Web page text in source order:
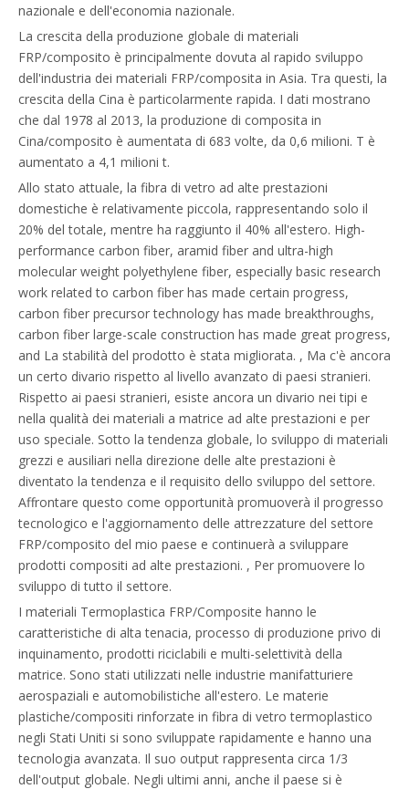
nazionale e dell'economia nazionale.
La crescita della produzione globale di materiali
FRP/composito è principalmente dovuta al rapido sviluppo
dell'industria dei materiali FRP/composita in Asia. Tra questi, la
crescita della Cina è particolarmente rapida. I dati mostrano
che dal 1978 al 2013, la produzione di composita in
Cina/composito è aumentata di 683 volte, da 0,6 milioni. T è
aumentato a 4,1 milioni t.
Allo stato attuale, la fibra di vetro ad alte prestazioni
domestiche è relativamente piccola, rappresentando solo il
20% del totale, mentre ha raggiunto il 40% all'estero. High-
performance carbon fiber, aramid fiber and ultra-high
molecular weight polyethylene fiber, especially basic research
work related to carbon fiber has made certain progress,
carbon fiber precursor technology has made breakthroughs,
carbon fiber large-scale construction has made great progress,
and La stabilità del prodotto è stata migliorata. , Ma c'è ancora
un certo divario rispetto al livello avanzato di paesi stranieri.
Rispetto ai paesi stranieri, esiste ancora un divario nei tipi e
nella qualità dei materiali a matrice ad alte prestazioni e per
uso speciale. Sotto la tendenza globale, lo sviluppo di materiali
grezzi e ausiliari nella direzione delle alte prestazioni è
diventato la tendenza e il requisito dello sviluppo del settore.
Affrontare questo come opportunità promuoverà il progresso
tecnologico e l'aggiornamento delle attrezzature del settore
FRP/composito del mio paese e continuerà a sviluppare
prodotti compositi ad alte prestazioni. , Per promuovere lo
sviluppo di tutto il settore.
I materiali Termoplastica FRP/Composite hanno le
caratteristiche di alta tenacia, processo di produzione privo di
inquinamento, prodotti riciclabili e multi-selettività della
matrice. Sono stati utilizzati nelle industrie manifatturiere
aerospaziali e automobilistiche all'estero. Le materie
plastiche/compositi rinforzate in fibra di vetro termoplastico
negli Stati Uniti si sono sviluppate rapidamente e hanno una
tecnologia avanzata. Il suo output rappresenta circa 1/3
dell'output globale. Negli ultimi anni, anche il paese si è